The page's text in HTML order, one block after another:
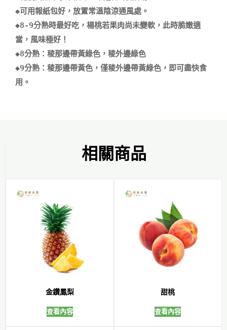
◆可用報紙包好，放置常溫陰涼通風處。
◆8-9分熟時最好吃，楊桃若果肉尚未變軟，此時脆嫩適
當，風味極好！
◆8分熟：稜那邊帶黃綠色，稜外邊綠色
◆9分熟：稜那邊帶黃色，僅稜外邊帶黃綠色，即可盡快食
相關商品
金鑽鳳梨
查看內容
甜桃
查看內容